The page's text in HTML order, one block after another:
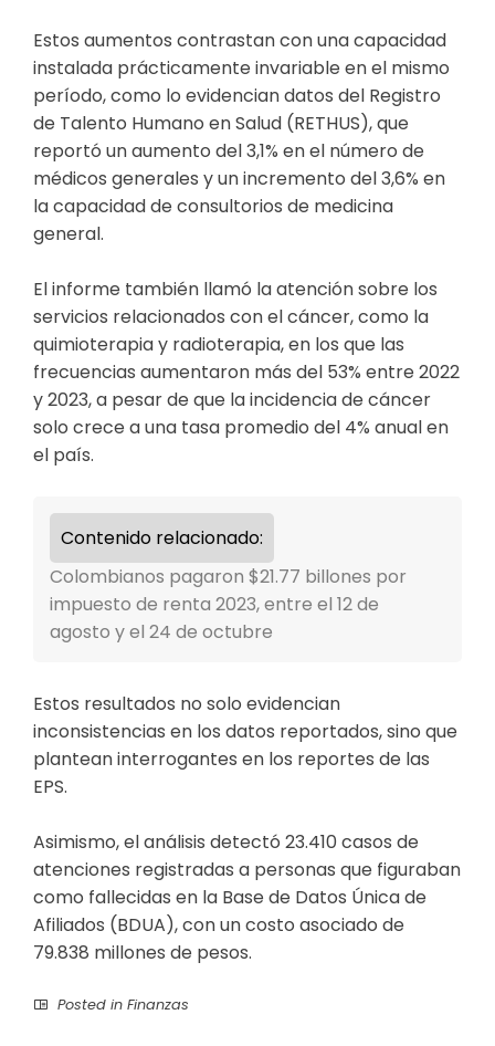
Estos aumentos contrastan con una capacidad
instalada prácticamente invariable en el mismo
período, como lo evidencian datos del Registro
de Talento Humano en Salud (RETHUS), que
reportó un aumento del 3,1% en el número de
médicos generales y un incremento del 3,6% en
la capacidad de consultorios de medicina
general.
El informe también llamó la atención sobre los
servicios relacionados con el cáncer, como la
quimioterapia y radioterapia, en los que las
frecuencias aumentaron más del 53% entre 2022
y 2023, a pesar de que la incidencia de cáncer
solo crece a una tasa promedio del 4% anual en
el país.
Contenido relacionado:
Colombianos pagaron $21.77 billones por
impuesto de renta 2023, entre el 12 de
agosto y el 24 de octubre
Estos resultados no solo evidencian
inconsistencias en los datos reportados, sino que
plantean interrogantes en los reportes de las
EPS.
Asimismo, el análisis detectó 23.410 casos de
atenciones registradas a personas que figuraban
como fallecidas en la Base de Datos Única de
Afiliados (BDUA), con un costo asociado de
79.838 millones de pesos.
Posted in Finanzas